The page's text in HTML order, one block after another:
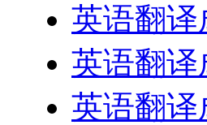
英语翻译
英语翻译
英语翻译